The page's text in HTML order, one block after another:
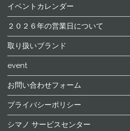
イベントカレンダー
２０２６年の営業日について
取り扱いブランド
event
お問い合わせフォーム
プライバシーポリシー
シマノ サービスセンター